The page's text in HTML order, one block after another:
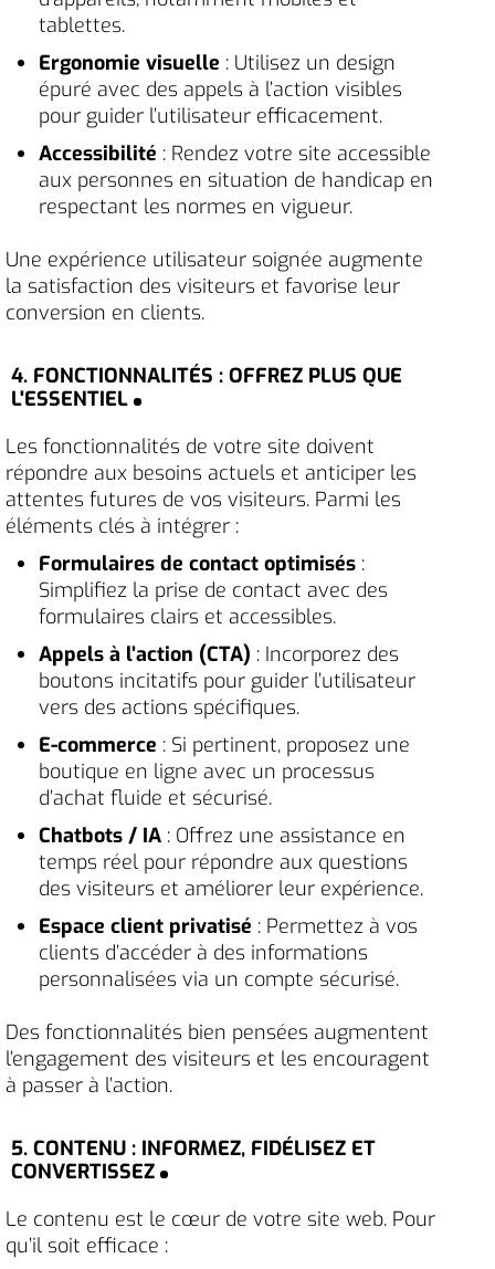
tablettes.
Ergonomie visuelle : Utilisez un design
épuré avec des appels à l’action visibles
pour guider l’utilisateur efficacement.
Accessibilité : Rendez votre site accessible
aux personnes en situation de handicap en
respectant les normes en vigueur.
Une expérience utilisateur soignée augmente
la satisfaction des visiteurs et favorise leur
conversion en clients.
4. FONCTIONNALITÉS : OFFREZ PLUS QUE
L'ESSENTIEL
Les fonctionnalités de votre site doivent
répondre aux besoins actuels et anticiper les
attentes futures de vos visiteurs. Parmi les
éléments clés à intégrer :
Formulaires de contact optimisés :
Simplifiez la prise de contact avec des
formulaires clairs et accessibles.
Appels à l’action (CTA) : Incorporez des
boutons incitatifs pour guider l’utilisateur
vers des actions spécifiques.
E-commerce : Si pertinent, proposez une
boutique en ligne avec un processus
d’achat fluide et sécurisé.
Chatbots / IA : Offrez une assistance en
temps réel pour répondre aux questions
des visiteurs et améliorer leur expérience.
Espace client privatisé : Permettez à vos
clients d’accéder à des informations
personnalisées via un compte sécurisé.
Des fonctionnalités bien pensées augmentent
l’engagement des visiteurs et les encouragent
à passer à l’action.
5. CONTENU : INFORMEZ, FIDÉLISEZ ET
CONVERTISSEZ
Le contenu est le cœur de votre site web. Pour
qu’il soit efficace :